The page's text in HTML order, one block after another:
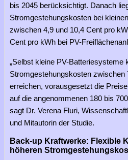
bis 2045 berücksichtigt. Danach
Stromgestehungskosten bei
zwischen 4,9 und 10,4 Cent pro
Cent pro kWh bei PV-
„Selbst kleine PV-Batteriesysteme
Stromgestehungskosten zwischen
erreichen, vorausgesetzt die
auf die angenommenen 180 bis
sagt Dr. Verena Fluri,
und Mitautorin der Studie.
Back-up Kraftwerke: Flexible
höheren